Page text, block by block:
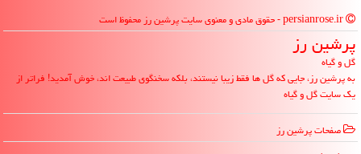
پرشین رز
گل و گیاه
به پرشین رز، جایی که گل ها فقط زیبا نیستند، بلکه سخنگوی طبیعت اند، خوش آمدید! فراتر از
یک سایت گل و گیاه
صفحات پرشین رز